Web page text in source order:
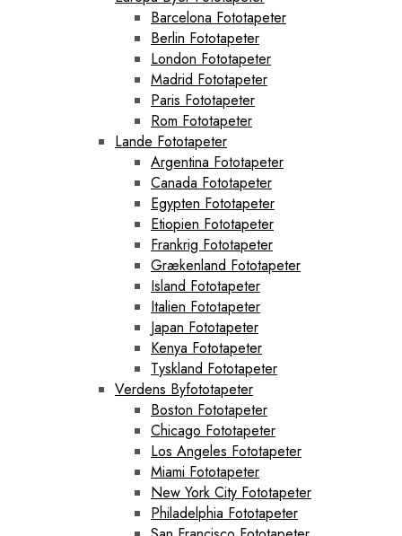
Barcelona Fototapeter
Berlin Fototapeter
London Fototapeter
Madrid Fototapeter
Paris Fototapeter
Rom Fototapeter
Lande Fototapeter
Argentina Fototapeter
Canada Fototapeter
Egypten Fototapeter
Etiopien Fototapeter
Frankrig Fototapeter
Grækenland Fototapeter
Island Fototapeter
Italien Fototapeter
Japan Fototapeter
Kenya Fototapeter
Tyskland Fototapeter
Verdens Byfototapeter
Boston Fototapeter
Chicago Fototapeter
Los Angeles Fototapeter
Miami Fototapeter
New York City Fototapeter
Philadelphia Fototapeter